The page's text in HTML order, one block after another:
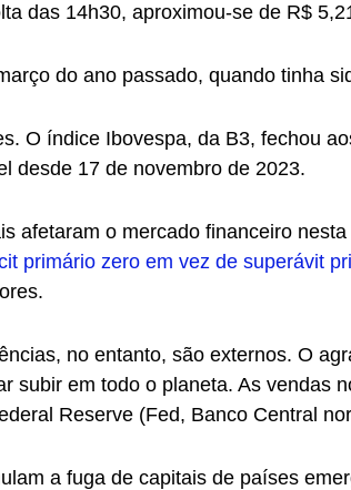
das 14h30, aproximou-se de R$
do ano passado, quando tinha
O índice Ibovespa, da B3, fechou
desde 17 de novembro de 2023.
afetaram o mercado financeiro
primário zero em vez de superávit
no entanto, são externos. O
subir em todo o planeta. As vendas
Reserve (Fed, Banco Central
a fuga de capitais de países